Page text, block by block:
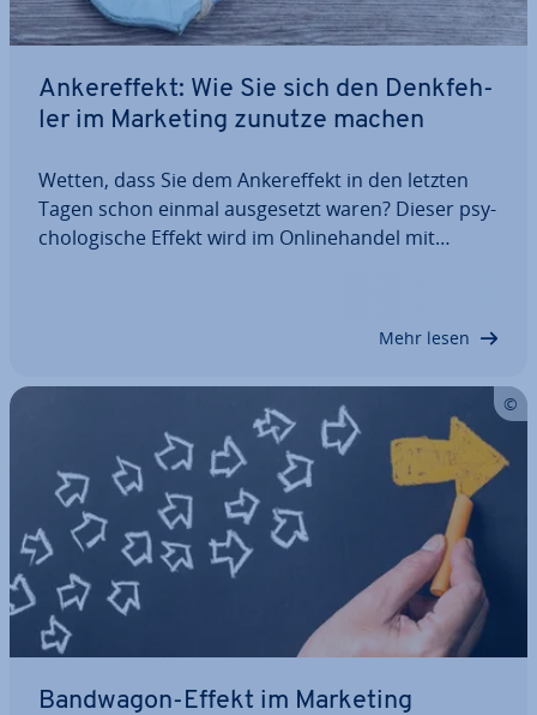
An­ker­ef­fekt: Wie Sie sich den Denk­feh­
ler im Marketing zunutze machen
Wetten, dass Sie dem An­ker­ef­fekt in den letzten
Tagen schon einmal aus­ge­setzt waren? Dieser psy­
cho­lo­gi­sche Effekt wird im On­line­han­del mit
Mehr lesen
Bandwagon-Effekt im Marketing